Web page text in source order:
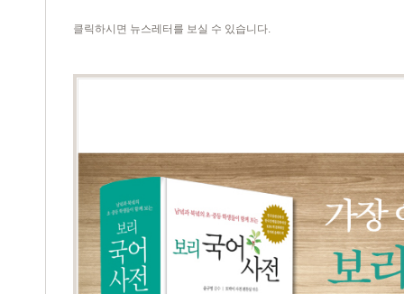
클릭하시면 뉴스레터를 보실 수 있습니다.